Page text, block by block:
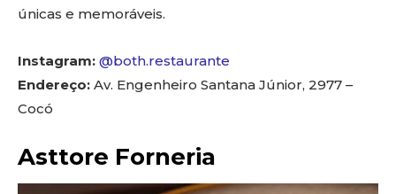
únicas e memoráveis.
Instagram: @both.restaurante
Endereço: Av. Engenheiro Santana Júnior, 2977 –
Cocó
Asttore Forneria